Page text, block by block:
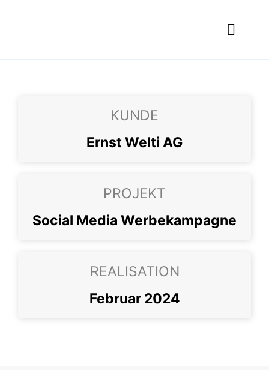
KUNDE
Ernst Welti AG
PROJEKT
Social Media Werbekampagne
REALISATION
Februar 2024